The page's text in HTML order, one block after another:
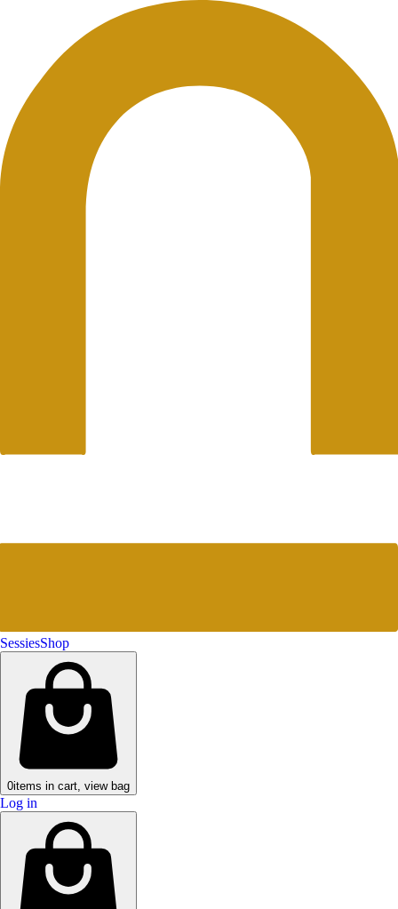
SessiesShop
0items in cart, view bag
Log in